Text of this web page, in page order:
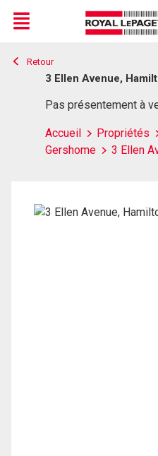
Live
En Direct
Menu
Retour
3 Ellen Avenue,
Pas présentement à
Accueil Propriétés
Gershome
3 Ellen